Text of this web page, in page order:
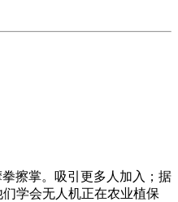
擦掌。吸引更多人加入；据
学会无人机正在农业植保